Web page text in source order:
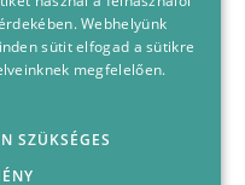
Webhelyünk
sütit elfogad a sütikre
megfelelően.
SZÜKSÉGES